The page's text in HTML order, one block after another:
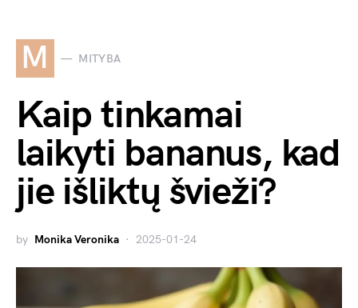
M MITYBA
Kaip tinkamai
laikyti bananus, kad
jie išliktų švieži?
by Monika Veronika 2025-01-24